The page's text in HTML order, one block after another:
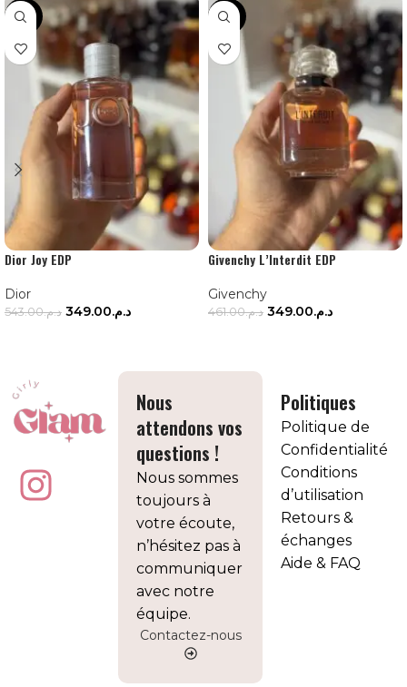
-36%
Dior Joy EDP
Dior
د.م.543.00 د.م.349.00
-24%
Givenchy L’Interdit EDP
Givenchy
د.م.461.00 د.م.349.00
Nous
attendons vos
questions !
Nous sommes
toujours à
votre écoute,
n’hésitez pas à
communiquer
avec notre
équipe.
Contactez-nous
Politiques
Politique de
Confidentialité
Conditions
d’utilisation
Retours &
échanges
Aide & FAQ